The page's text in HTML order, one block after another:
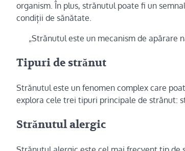
organism. În plus, strănutul poate fi un
condiții de sănătate.
„Strănutul este un mecanism de apărare
Tipuri de strănut
Strănutul este un fenomen complex care
explora cele trei tipuri principale de strănut:
Strănutul alergic